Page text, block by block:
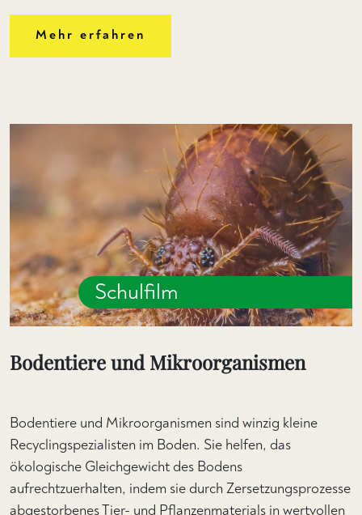
Mehr erfahren
Schulfilm
Bodentiere und Mikroorganismen
Bodentiere und Mikroorganismen sind winzig kleine
Recyclingspezialisten im Boden. Sie helfen, das
ökologische Gleichgewicht des Bodens
aufrechtzuerhalten, indem sie durch Zersetzungsprozesse
abgestorbenes Tier- und Pflanzenmaterials in wertvollen